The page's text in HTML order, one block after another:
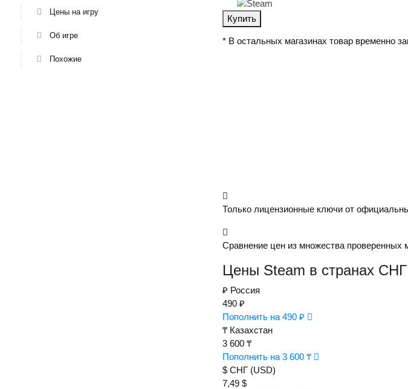
Купить
* В остальных магазинах товар временно
Только лицензионные ключи от
Сравнение цен из множества проверенных
Цены Steam в странах СНГ
₽ Россия
490 ₽
Пополнить на 490 ₽
₸ Казахстан
3 600 ₸
Пополнить на 3 600 ₸
$ СНГ (USD)
7,49 $
Цены на игру
Об игре
Похожие